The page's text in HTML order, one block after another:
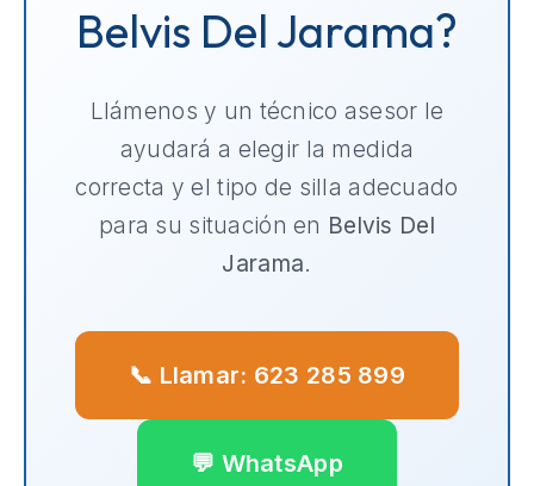
Belvis Del Jarama?
Llámenos y un técnico asesor le
ayudará a elegir la medida
correcta y el tipo de silla adecuado
para su situación en Belvis Del
Jarama.
📞 Llamar: 623 285 899
💬 WhatsApp